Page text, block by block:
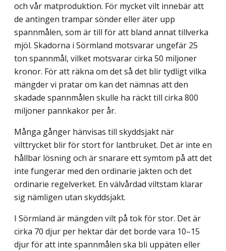
och vår matproduktion. För mycket vilt innebär att
de antingen trampar sönder eller äter upp
spannmålen, som är till för att bland annat tillverka
mjöl. Skadorna i Sörmland motsvarar ungefär 25
ton spannmål, vilket motsvarar cirka 50 miljoner
kronor. För att räkna om det så det blir tydligt vilka
mängder vi pratar om kan det nämnas att den
skadade spannmålen skulle ha räckt till cirka 800
miljoner pannkakor per år.
Många gånger hänvisas till skyddsjakt när
vilttrycket blir för stort för lantbruket. Det är inte en
hållbar lösning och är snarare ett symtom på att det
inte fungerar med den ordinarie jakten och det
ordinarie regelverket. En välvårdad viltstam klarar
sig nämligen utan skyddsjakt.
I Sörmland är mängden vilt på tok för stor. Det är
cirka 70 djur per hektar där det borde vara 10–15
djur för att inte spannmålen ska bli uppäten eller